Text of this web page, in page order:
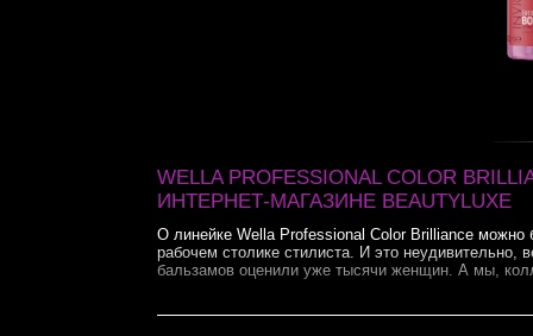
WELLA PROFESSIONAL COLOR
ИНТЕРНЕТ-МАГАЗИНЕ BEAUTYLUXE
О линейке Wella Professional Color Brilliance можно
рабочем столике стилиста. И это
бальзамов оценили уже тысячи женщин. А мы,